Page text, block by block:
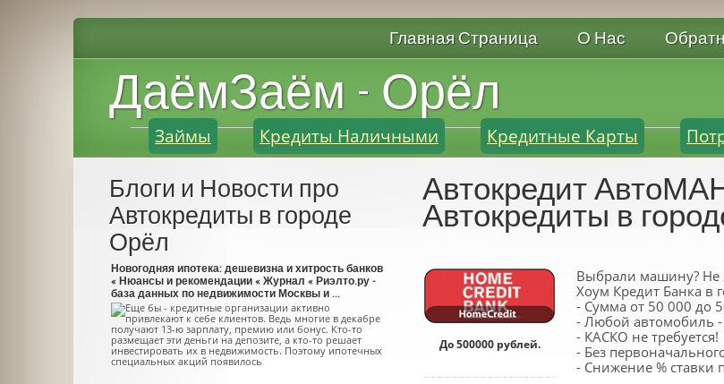
Главная Страница О Нас
ДаёмЗаём - Орёл
Займы Кредиты Наличными Кредитные Карты
Блоги и Новости про
Автокредиты в городе
Орёл
Новогодняя ипотека: дешевизна и хитрость банков
« Нюансы и рекомендации « Журнал « Риэлто.ру -
база данных по недвижимости Москвы и ...
Еще бы - кредитные организации активно
привлекают к себе клиентов. Ведь многие в декабре
получают 13-ю зарплату, премию или бонус. Кто-то
размещает эти деньги на депозите, а кто-то решает
инвестировать их в недвижимость. Поэтому ипотечных
специальных акций появилось
Автокредит
Автокредиты в
До 500000 рублей.
Выбрали машину? Не
Хоум Кредит Банка в
- Сумма от 50 000 до
- Любой автомобиль -
- КАСКО не требуется!
- Без
- Снижение % ставки